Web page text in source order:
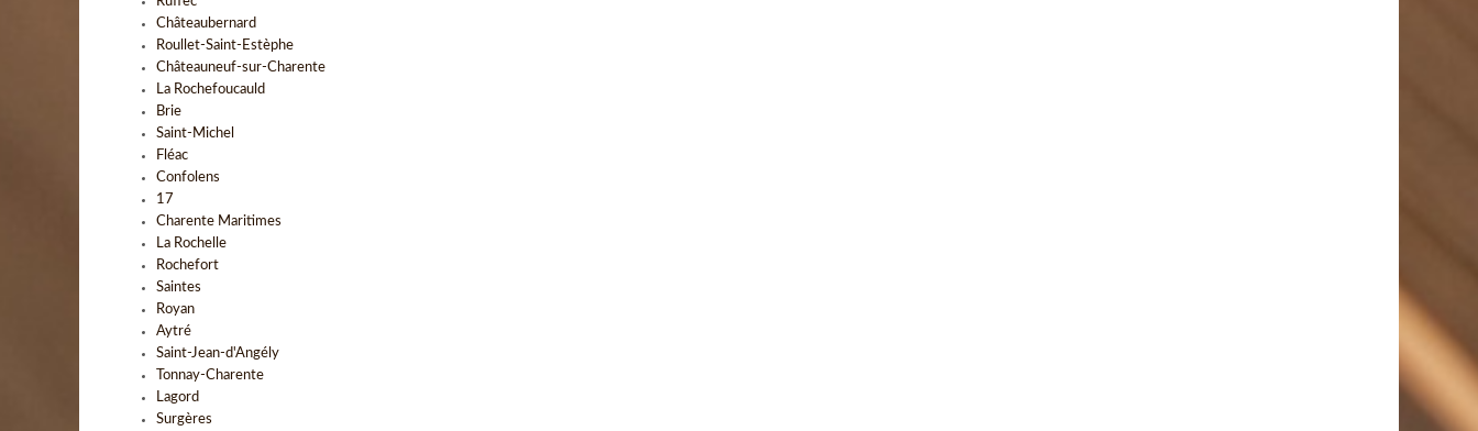
Châteaubernard
Roullet-Saint-Estèphe
Châteauneuf-sur-Charente
La Rochefoucauld
Brie
Saint-Michel
Fléac
Confolens
17
Charente Maritimes
La Rochelle
Rochefort
Saintes
Royan
Aytré
Saint-Jean-d'Angély
Tonnay-Charente
Lagord
Surgères